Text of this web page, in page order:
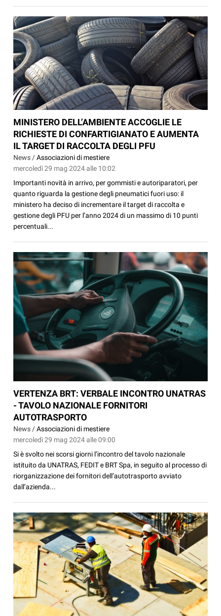
MINISTERO DELL’AMBIENTE ACCOGLIE LE
RICHIESTE DI CONFARTIGIANATO E AUMENTA
IL TARGET DI RACCOLTA DEGLI PFU
News /Associazioni di mestiere
mercoledì 29 mag 2024 alle 10:02
Importanti novità in arrivo, per gommisti e autoriparatori, per
quanto riguarda la gestione degli pneumatici fuori uso: il
ministero ha deciso di incrementare il target di raccolta e
gestione degli PFU per l’anno 2024 di un massimo di 10 punti
percentuali...
VERTENZA BRT: VERBALE INCONTRO UNATRAS
- TAVOLO NAZIONALE FORNITORI
AUTOTRASPORTO
News /Associazioni di mestiere
mercoledì 29 mag 2024 alle 09:00
Si è svolto nei scorsi giorni l’incontro del tavolo nazionale
istituito da UNATRAS, FEDIT e BRT Spa, in seguito al processo di
riorganizzazione dei fornitori dell’autotrasporto avviato
dall’azienda...